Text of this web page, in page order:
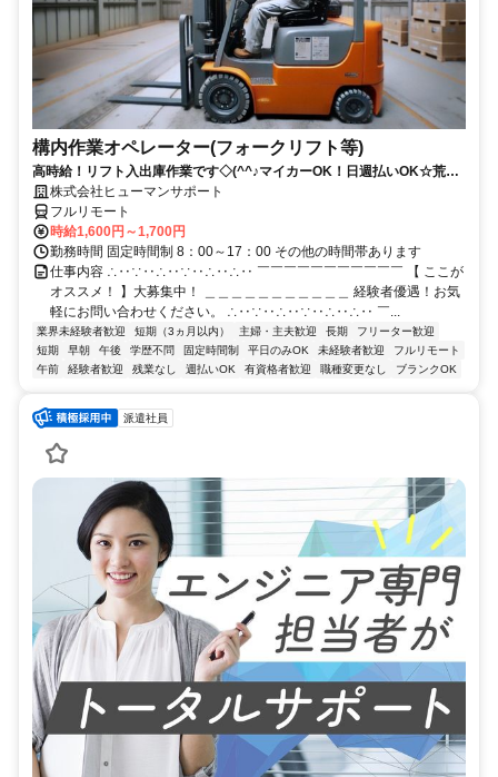
構内作業オペレーター(フォークリフト等)
高時給！リフト入出庫作業です◇(^^♪マイカーOK！日週払いOK☆荒本
駅★【シゴト№0619】
株式会社ヒューマンサポート
フルリモート
時給1,600円～1,700円
勤務時間 固定時間制 8：00～17：00 その他の時間帯あります
仕事内容 ∴‥∵‥∴‥∵‥∴‥∴‥ ￣￣￣￣￣￣￣￣￣￣￣ 【 ここが
オススメ！ 】大募集中！ ＿＿＿＿＿＿＿＿＿＿＿ 経験者優遇！お気
軽にお問い合わせください。 ∴‥∵‥∴‥∵‥∴‥∴‥ ￣...
業界未経験者歓迎 短期（3ヵ月以内） 主婦・主夫歓迎 長期
フリーター歓迎
短期
早朝 午後 学歴不問 固定時間制 平日のみOK 未経験者歓迎
フルリモート
午前
経験者歓迎 残業なし 週払いOK 有資格者歓迎 職種変更なし ブランクOK
派遣社員